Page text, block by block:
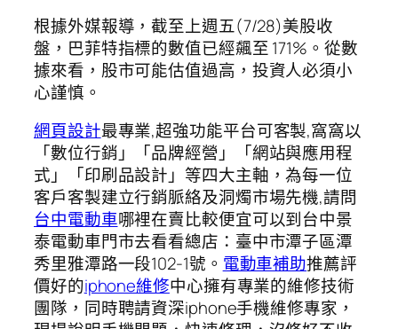
根據外媒報導，截至上週五(7/28)美股收
盤，巴菲特指標的數值已經飆至 171%。從數
據來看，股市可能估值過高，投資人必須小
心謹慎。
網頁設計最專業,超強功能平台可客製,窩窩以
「數位行銷」「品牌經營」「網站與應用程
式」「印刷品設計」等四大主軸，為每一位
客戶客製建立行銷脈絡及洞燭市場先機,請問
台中電動車哪裡在賣比較便宜可以到台中景
泰電動車門市去看看總店：臺中市潭子區潭
秀里雅潭路一段102-1號。 電動車補助推薦評
價好的iphone維修中心擁有專業的維修技術
團隊，同時聘請資深iphone手機維修專家，